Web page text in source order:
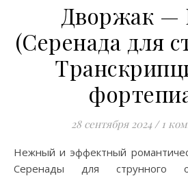
Дворжак —
(Серенада для
28 сентября 2024 / 1
Нежный и эффектный романтический вальс, 2-я часть
Серенады для струнного